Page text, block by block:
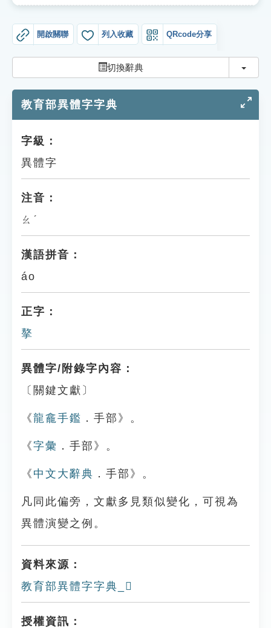
貓頭鷹博士
開啟關聯 列入收藏 QRcode分享
切換辭典 切換
教育部異體字字典
字級：
異體字
注音：
ㄠˊ
漢語拼音：
áo
正字：
摮
異體字/附錄字內容：
〔關鍵文獻〕
《龍龕手鑑 ．手部》。
《字彙 ．手部》。
《 中文大辭典 ．手部》。
凡同此偏旁，文獻多見類似變化，可視為
異體演變之例。
資料來源：
教育部異體字字典_𢶗
授權資訊：